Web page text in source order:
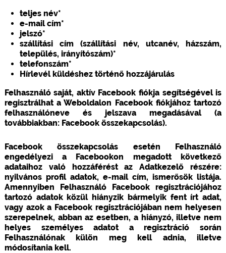
teljes név*
e-mail cím*
jelszó*
szállítási cím (szállítási név, utcanév, házszám,
település, irányítószám)*
telefonszám*
Hírlevél küldéshez történő hozzájárulás
Felhasználó saját, aktív Facebook fiókja segítségével is
regisztrálhat a Weboldalon Facebook fiókjához tartozó
felhasználóneve és jelszava megadásával (a
továbbiakban: Facebook összekapcsolás).
Facebook összekapcsolás esetén Felhasználó
engedélyezi a Facebookon megadott következő
adataihoz való hozzáférést az Adatkezelő részére:
nyilvános profil adatok, e-mail cím, ismerősök listája.
Amennyiben Felhasználó Facebook regisztrációjához
tartozó adatok közül hiányzik bármelyik fent írt adat,
vagy azok a Facebook regisztrációjában nem helyesen
szerepelnek, abban az esetben, a hiányzó, illetve nem
helyes személyes adatot a regisztráció során
Felhasználónak külön meg kell adnia, illetve
módosítania kell.